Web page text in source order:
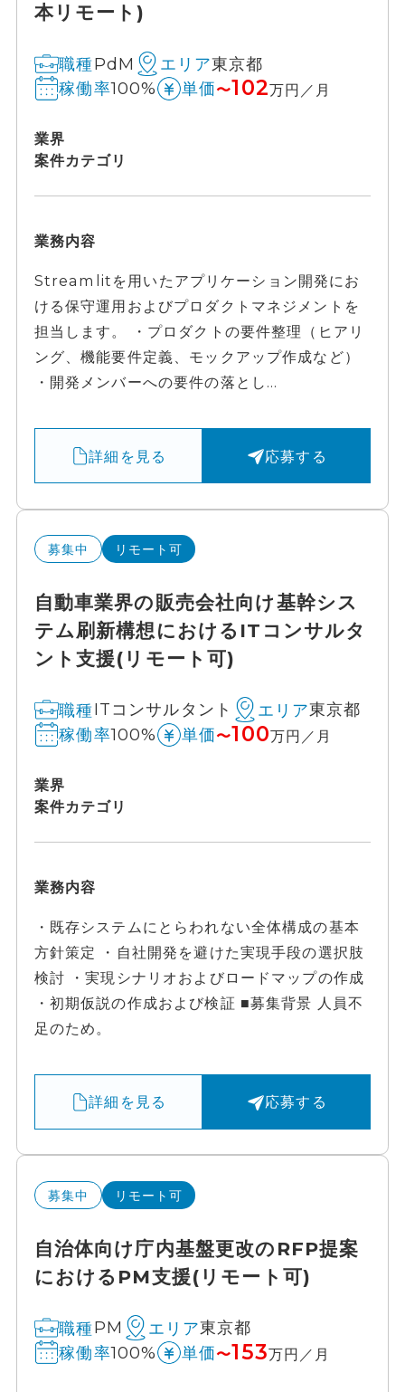
本リモート)
職種PdM エリア東京都
稼働率100% 単価〜102万円／月
業界
案件カテゴリ
業務内容
Streamlitを用いたアプリケーション開発にお
ける保守運用およびプロダクトマネジメントを
担当します。 ・プロダクトの要件整理（ヒアリ
ング、機能要件定義、モックアップ作成など）
・開発メンバーへの要件の落とし...
詳細を見る 応募する
募集中 リモート可
自動車業界の販売会社向け基幹シス
テム刷新構想におけるITコンサルタ
ント支援(リモート可)
職種ITコンサルタント エリア東京都
稼働率100% 単価〜100万円／月
業界
案件カテゴリ
業務内容
・既存システムにとらわれない全体構成の基本
方針策定 ・自社開発を避けた実現手段の選択肢
検討 ・実現シナリオおよびロードマップの作成
・初期仮説の作成および検証 ■募集背景 人員不
足のため。
詳細を見る 応募する
募集中 リモート可
自治体向け庁内基盤更改のRFP提案
におけるPM支援(リモート可)
職種PM エリア東京都
稼働率100% 単価〜153万円／月